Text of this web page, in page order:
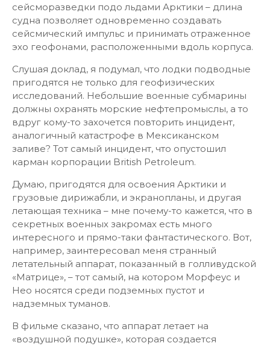
сейсморазведки подо льдами Арктики – длина
судна позволяет одновременно создавать
сейсмический импульс и принимать отраженное
эхо геофонами, расположенными вдоль корпуса.
Слушая доклад, я подумал, что лодки подводные
пригодятся не только для геофизических
исследований. Небольшие военные субмарины
должны охранять морские нефтепромыслы, а то
вдруг кому-то захочется повторить инцидент,
аналогичный катастрофе в Мексиканском
заливе? Тот самый инцидент, что опустошил
карман корпорации British Petroleum.
Думаю, пригодятся для освоения Арктики и
грузовые дирижабли, и экранопланы, и другая
летающая техника – мне почему-то кажется, что в
секретных военных закромах есть много
интересного и прямо-таки фантастического. Вот,
например, заинтересовал меня странный
летательный аппарат, показанный в голливудской
«Матрице», – тот самый, на котором Морфеус и
Нео носятся среди подземных пустот и
надземных туманов.
В фильме сказано, что аппарат летает на
«воздушной подушке», которая создается